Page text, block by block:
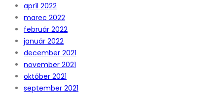
apríl 2022
marec 2022
február 2022
január 2022
december 2021
november 2021
október 2021
september 2021